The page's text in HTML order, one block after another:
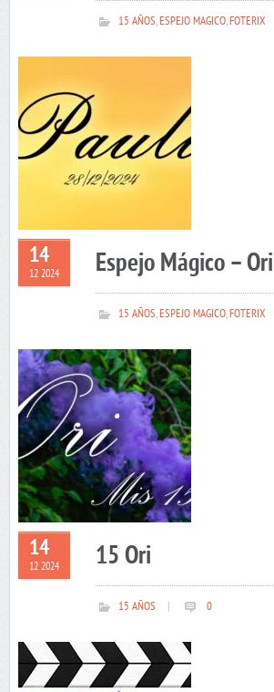
15 AÑOS,ESPEJO MAGICO,FOTERIX
14
12 2024 Espejo Mágico – Ori
15 AÑOS,ESPEJO MAGICO,FOTERIX
14
12 2024 15 Ori
15 AÑOS 0